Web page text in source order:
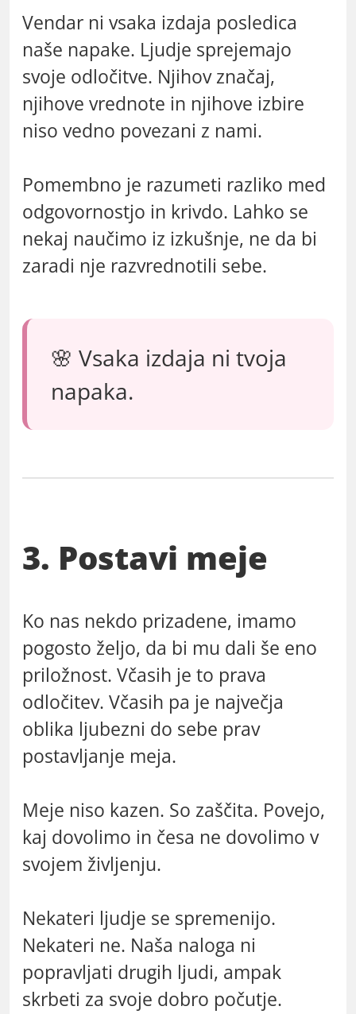
Vendar ni vsaka izdaja posledica
naše napake. Ljudje sprejemajo
svoje odločitve. Njihov značaj,
njihove vrednote in njihove izbire
niso vedno povezani z nami.
Pomembno je razumeti razliko med
odgovornostjo in krivdo. Lahko se
nekaj naučimo iz izkušnje, ne da bi
zaradi nje razvrednotili sebe.
🌸 Vsaka izdaja ni tvoja
napaka.
3. Postavi meje
Ko nas nekdo prizadene, imamo
pogosto željo, da bi mu dali še eno
priložnost. Včasih je to prava
odločitev. Včasih pa je največja
oblika ljubezni do sebe prav
postavljanje meja.
Meje niso kazen. So zaščita. Povejo,
kaj dovolimo in česa ne dovolimo v
svojem življenju.
Nekateri ljudje se spremenijo.
Nekateri ne. Naša naloga ni
popravljati drugih ljudi, ampak
skrbeti za svoje dobro počutje.